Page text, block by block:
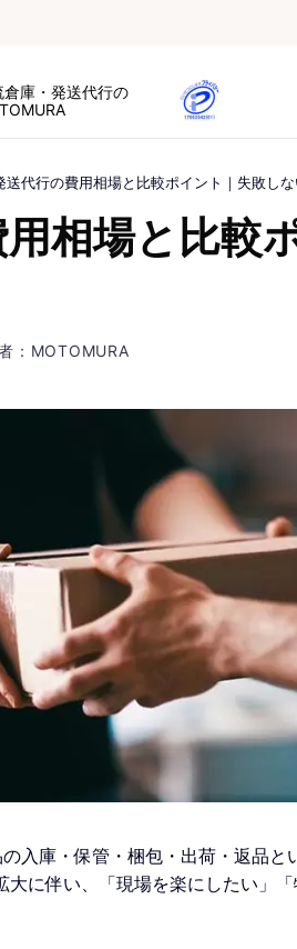
倉庫・発送代行の
送代行の費用相場と比較ポイント｜失敗し
相場と比較
：MOTOMURA
入庫・保管・梱包・出荷・返品
大に伴い、「現場を楽にしたい」